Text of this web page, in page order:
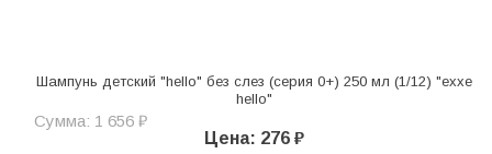
Шампунь детский "hello" без слез (серия 0+) 250 мл (1/12) "exxe
hello"
Сумма: 1 656 ₽
Цена: 276 ₽